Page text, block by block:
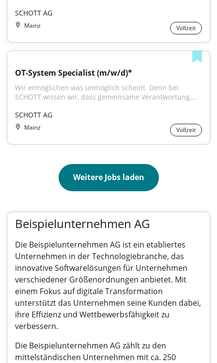
SCHOTT AG
Mainz Vollzeit
OT-System Specialist (m/w/d)*
Wir ermöglichen was unmöglich scheint. Denn bei
SCHOTT wissen wir, dass gemeinsame Verantwortung,...
SCHOTT AG
Mainz Vollzeit
Weitere Jobs laden
Beispielunternehmen AG
Die Beispielunternehmen AG ist ein etabliertes
Unternehmen in der Technologiebranche, das
innovative Softwarelösungen für Unternehmen
verschiedener Größenordnungen anbietet. Mit
einem Fokus auf digitale Transformation
unterstützt das Unternehmen seine Kunden dabei,
ihre Effizienz und Wettbewerbsfähigkeit zu
verbessern.
Die Beispielunternehmen AG zählt zu den
mittelständischen Unternehmen mit ca. 250